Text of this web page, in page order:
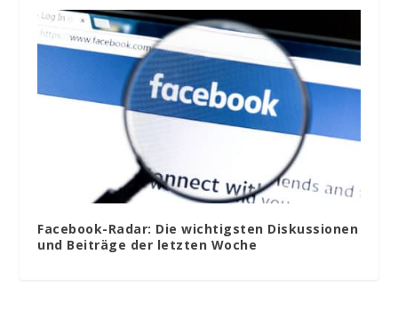
Facebook-Radar: Die wichtigsten Diskussionen
und Beiträge der letzten Woche